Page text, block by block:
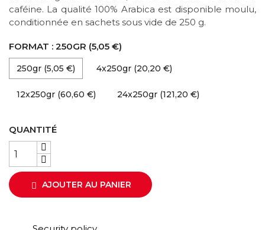
caféine. La qualité 100% Arabica est disponible moulu,
conditionnée en sachets sous vide de 250 g.
FORMAT : 250GR (5,05 €)
250gr (5,05 €) 4x250gr (20,20 €)
12x250gr (60,60 €) 24x250gr (121,20 €)
QUANTITÉ
 AJOUTER AU PANIER